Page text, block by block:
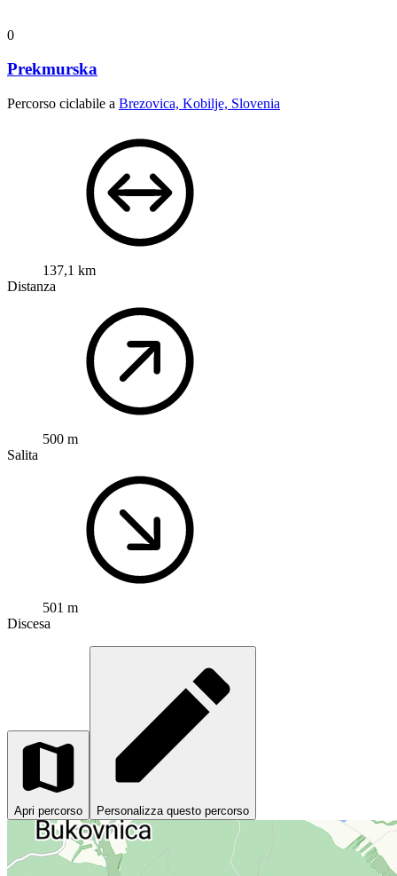
0
Prekmurska
Percorso ciclabile a Brezovica, Kobilje, Slovenia
137,1 km
Distanza
500 m
Salita
501 m
Discesa
Apri percorso Personalizza questo percorso